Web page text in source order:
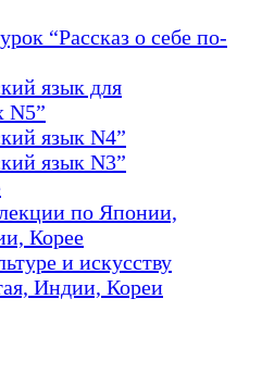
“Рассказ о себе по-
язык для
N5”
язык N4”
язык N3”
по Японии,
Корее
и искусству
Индии, Кореи